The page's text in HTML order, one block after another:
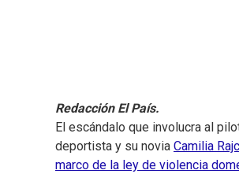
Redacción El País.
El escándalo que involucra al
deportista y su novia Camilia
marco de la ley de violencia